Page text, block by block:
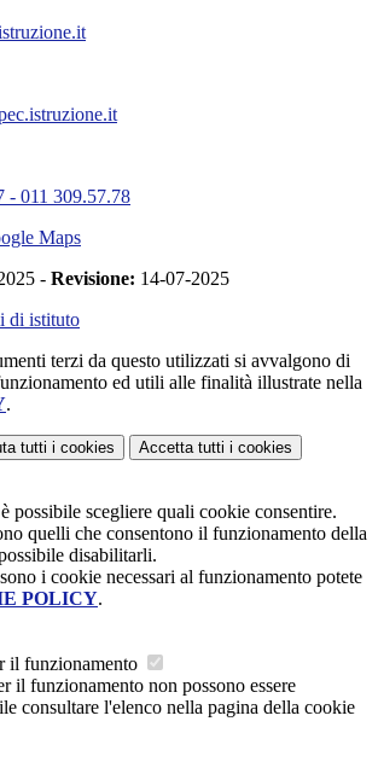
- 011 309.57.78
Maps
- Revisione: 14-07-2025
di istituto
terzi da questo utilizzati si avvalgono di
ed utili alle finalità illustrate nella
.
tutti i cookies Accetta tutti i cookies
possibile scegliere quali cookie consentire.
quelli che consentono il funzionamento della
disabilitarli.
i cookie necessari al funzionamento potete
POLICY.
il funzionamento
il funzionamento non possono essere
consultare l'elenco nella pagina della cookie